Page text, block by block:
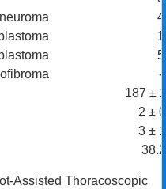
4
1
5
-
187 ±
2 ±
3 ±
Assisted Thoracoscopic